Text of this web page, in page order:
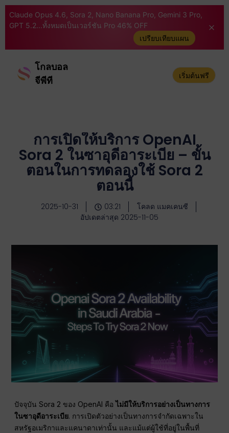
Claude Opus 4.6, Sora 2, Nano Banana Pro, Gemini 3 Pro,
GPT 5.2...ทั้งหมดเป็นเวอร์ชัน Pro 46% OFF
เปรียบเทียบแผน
โกลบอล
จีพีที
เริ่มต้นฟรี
การเปิดให้บริการ OpenAI
Sora 2 ในซาอุดีอาระเบีย – ขั้น
ตอนในการทดลองใช้ Sora 2
ตอนนี้
2025-10-31 03:21
โคลด แมคเคนซี
อัปเดตล่าสุด 2025-11-05
ปัจจุบัน Sora 2 ของ OpenAI คือไม่มีให้บริการอย่างเป็นทางการ
ในซาอุดีอาระเบีย. การเปิดตัวอย่างเป็นทางการจำกัดเฉพาะใน
สหรัฐอเมริกาและแคนาดาเท่านั้น และแม้แต่ผู้ใช้ที่อยู่ในพื้นที่